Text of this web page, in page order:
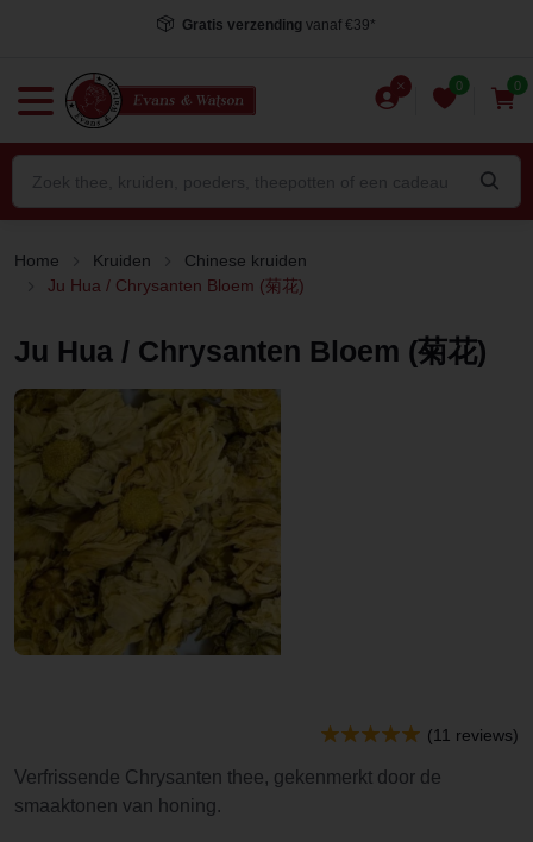
Voor 15.00 uur besteld, dezelfde dag verstuurd*
0 0
Home Kruiden
Chinese kruiden
Ju Hua / Chrysanten Bloem (菊花)
Ju Hua / Chrysanten Bloem (菊花)
(11 reviews)
Verfrissende Chrysanten thee, gekenmerkt door de
smaaktonen van honing.